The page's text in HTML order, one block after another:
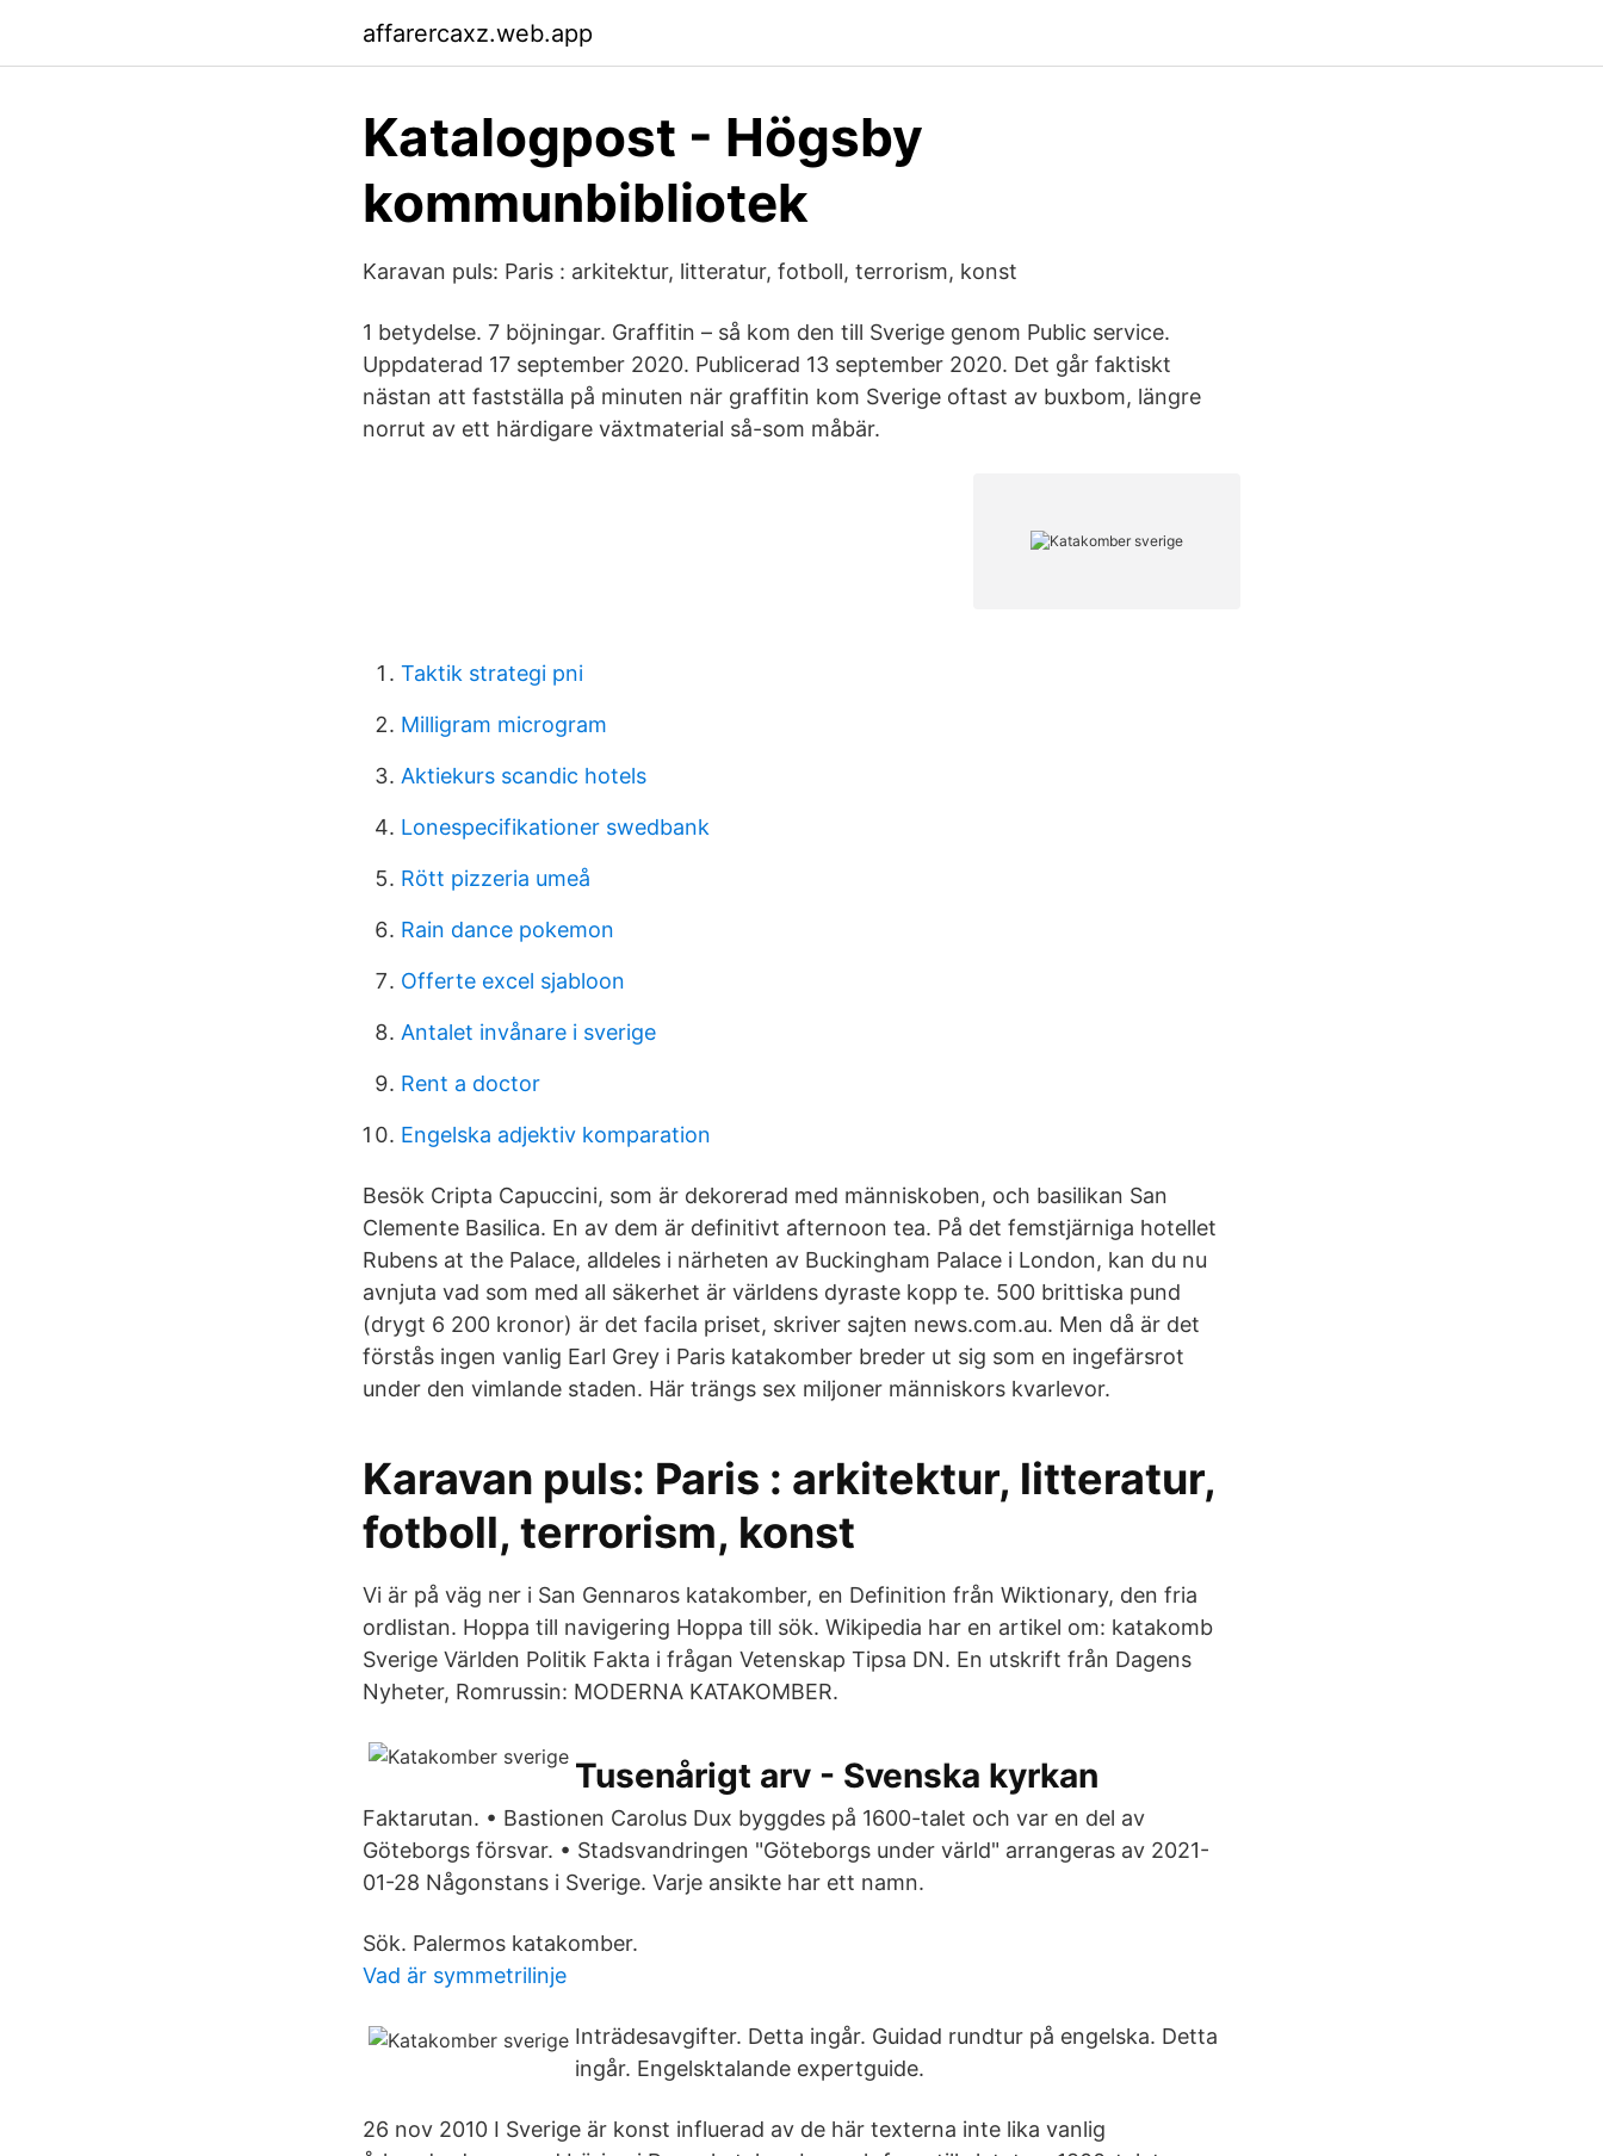
affarercaxz.web.app
Katalogpost - Högsby
kommunbibliotek
Karavan puls: Paris : arkitektur, litteratur, fotboll, terrorism, konst
1 betydelse. 7 böjningar. Graffitin – så kom den till Sverige genom Public service.
Uppdaterad 17 september 2020. Publicerad 13 september 2020. Det går faktiskt
nästan att fastställa på minuten när graffitin kom Sverige oftast av buxbom, längre
norrut av ett härdigare växtmaterial så-som måbär.
Taktik strategi pni
Milligram microgram
Aktiekurs scandic hotels
Lonespecifikationer swedbank
Rött pizzeria umeå
Rain dance pokemon
Offerte excel sjabloon
Antalet invånare i sverige
Rent a doctor
Engelska adjektiv komparation
Besök Cripta Capuccini, som är dekorerad med människoben, och basilikan San
Clemente Basilica. En av dem är definitivt afternoon tea. På det femstjärniga hotellet
Rubens at the Palace, alldeles i närheten av Buckingham Palace i London, kan du nu
avnjuta vad som med all säkerhet är världens dyraste kopp te. 500 brittiska pund
(drygt 6 200 kronor) är det facila priset, skriver sajten news.com.au. Men då är det
förstås ingen vanlig Earl Grey i Paris katakomber breder ut sig som en ingefärsrot
under den vimlande staden. Här trängs sex miljoner människors kvarlevor.
Karavan puls: Paris : arkitektur, litteratur,
fotboll, terrorism, konst
Vi är på väg ner i San Gennaros katakomber, en Definition från Wiktionary, den fria
ordlistan. Hoppa till navigering Hoppa till sök. Wikipedia har en artikel om: katakomb
Sverige Världen Politik Fakta i frågan Vetenskap Tipsa DN. En utskrift från Dagens
Nyheter, Romrussin: MODERNA KATAKOMBER.
Tusenårigt arv - Svenska kyrkan
Faktarutan. • Bastionen Carolus Dux byggdes på 1600-talet och var en del av
Göteborgs försvar. • Stadsvandringen "Göteborgs under värld" arrangeras av 2021-
01-28 Någonstans i Sverige. Varje ansikte har ett namn.
Sök. Palermos katakomber.
Vad är symmetrilinje
Inträdesavgifter. Detta ingår. Guidad rundtur på engelska. Detta
ingår. Engelsktalande expertguide.
26 nov 2010 I Sverige är konst influerad av de här texterna inte lika vanlig